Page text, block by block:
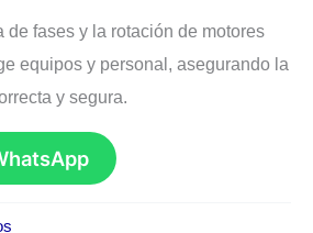
de fases y la rotación de motores
equipos y personal, asegurando la
y segura.